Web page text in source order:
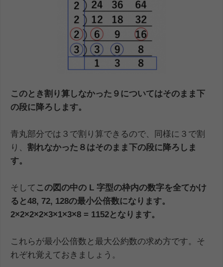
このとき割り算しなかった９についてはそのまま下
の段に降ろします。
青丸部分では３で割り算できるので、同様に３で割
り、 割れなかった８はそのまま下の段に降ろしま
す。
そして この図の中の L 字型の枠内の数字を全てかけ
ると48, 72, 128の最小公倍数になります。
2×2×2×2×3×1×3×8 = 1152となります。
これらが最小公倍数と最大公約数の求め方です。そ
れぞれ覚えておきましょう。